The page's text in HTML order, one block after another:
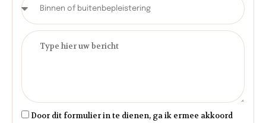
Door dit formulier in te dienen, ga ik ermee akkoord